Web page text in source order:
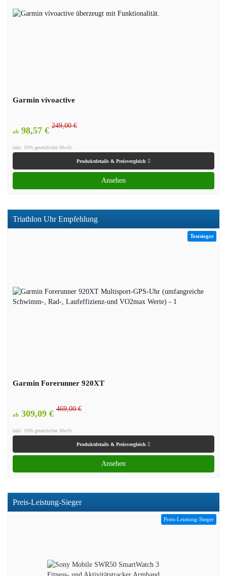
Garmin vívoactive
ab 98,57 € 249,00 €
inkl. 19% gesetzlicher MwSt.
Produktdetails & Preisvergleich
Ansehen
Triathlon Uhr Empfehlung
Testsieger
Garmin Forerunner 920XT
ab 309,09 € 469,00 €
inkl. 19% gesetzlicher MwSt.
Produktdetails & Preisvergleich
Ansehen
Preis-Leistung-Sieger
Preis-Leistung-Sieger